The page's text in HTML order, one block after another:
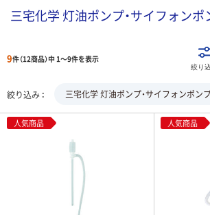
三宅化学 灯油ポンプ・サイフォンポ
9件（12商品）中 1～9件を表示
絞り
絞り込み 三宅化学 灯油ポンプ・サイフォンポン
人気商品 人気商品